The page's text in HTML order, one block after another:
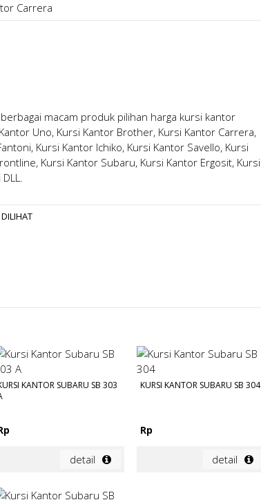
Carrera
macam produk pilihan harga kursi kantor
Uno, Kursi Kantor Brother, Kursi Kantor Carrera,
Kursi Kantor Ichiko, Kursi Kantor Savello, Kursi
Kursi Kantor Subaru, Kursi Kantor Ergosit, Kursi
KANTOR SUBARU SB 303
detail
KURSI KANTOR SUBARU SB 304
Rp
detail